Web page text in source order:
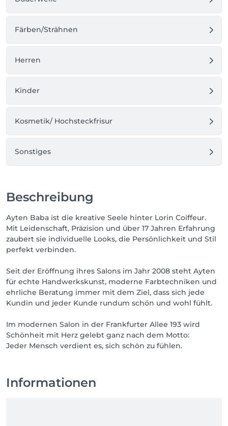
Färben/Strähnen
Herren
Kinder
Kosmetik/ Hochsteckfrisur
Sonstiges
Beschreibung
Ayten Baba ist die kreative Seele hinter Lorin Coiffeur.
Mit Leidenschaft, Präzision und über 17 Jahren Erfahrung
zaubert sie individuelle Looks, die Persönlichkeit und Stil
perfekt verbinden.
Seit der Eröffnung ihres Salons im Jahr 2008 steht Ayten
für echte Handwerkskunst, moderne Farbtechniken und
ehrliche Beratung immer mit dem Ziel, dass sich jede
Kundin und jeder Kunde rundum schön und wohl fühlt.
Im modernen Salon in der Frankfurter Allee 193 wird
Schönheit mit Herz gelebt ganz nach dem Motto:
Informationen